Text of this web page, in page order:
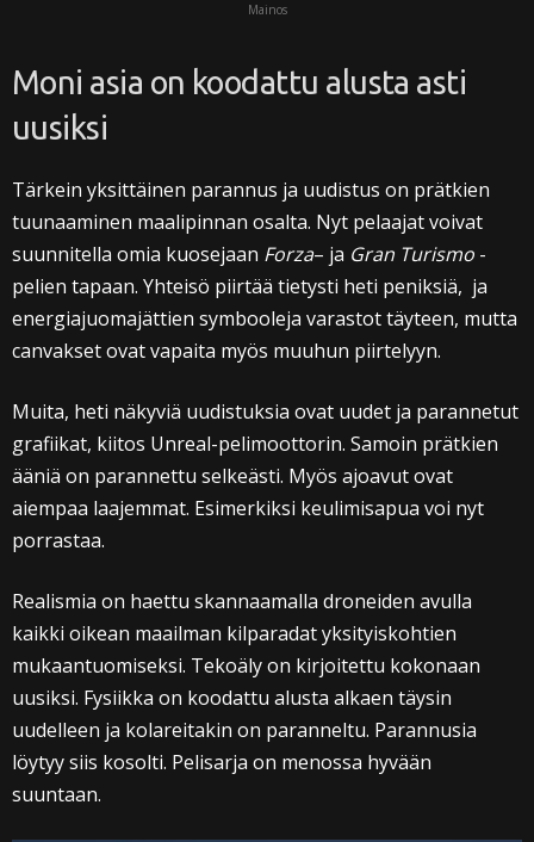
Mainos
Moni asia on koodattu alusta asti
uusiksi
Tärkein yksittäinen parannus ja uudistus on prätkien
tuunaaminen maalipinnan osalta. Nyt pelaajat voivat
suunnitella omia kuosejaan Forza– ja Gran Turismo -
pelien tapaan. Yhteisö piirtää tietysti heti peniksiä, ja
energiajuomajättien symbooleja varastot täyteen, mutta
canvakset ovat vapaita myös muuhun piirtelyyn.
Muita, heti näkyviä uudistuksia ovat uudet ja parannetut
grafiikat, kiitos Unreal-pelimoottorin. Samoin prätkien
ääniä on parannettu selkeästi. Myös ajoavut ovat
aiempaa laajemmat. Esimerkiksi keulimisapua voi nyt
porrastaa.
Realismia on haettu skannaamalla droneiden avulla
kaikki oikean maailman kilparadat yksityiskohtien
mukaantuomiseksi. Tekoäly on kirjoitettu kokonaan
uusiksi. Fysiikka on koodattu alusta alkaen täysin
uudelleen ja kolareitakin on paranneltu. Parannusia
löytyy siis kosolti. Pelisarja on menossa hyvään
suuntaan.